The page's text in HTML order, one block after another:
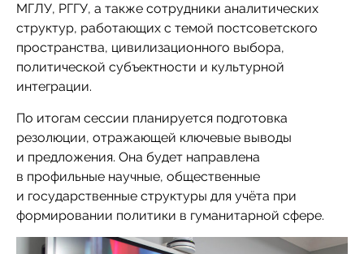
МГЛУ, РГГУ, а также сотрудники аналитических
структур, работающих с темой постсоветского
пространства, цивилизационного выбора,
политической субъектности и культурной
интеграции.
По итогам сессии планируется подготовка
резолюции, отражающей ключевые выводы
и предложения. Она будет направлена
в профильные научные, общественные
и государственные структуры для учёта при
формировании политики в гуманитарной сфере.